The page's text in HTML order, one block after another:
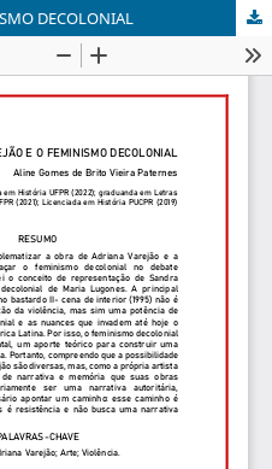
DECOLONIAL